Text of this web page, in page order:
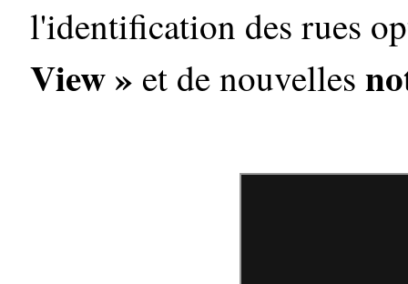
l'identification des rues
View » et de nouvelles